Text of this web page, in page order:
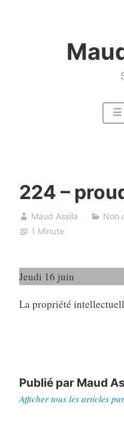
224 –
Maud Assila Non
1 Minute
Jeudi 16 juin
La propriété
Publié par Maud
Afficher tous les articles